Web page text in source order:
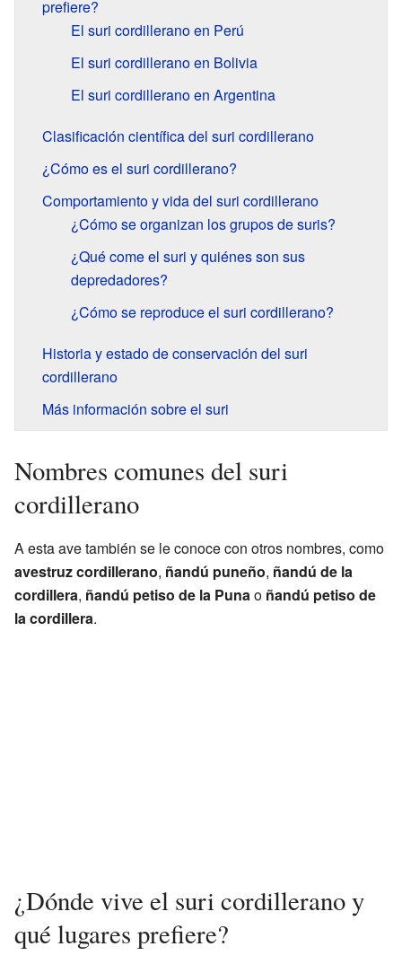
prefiere?
El suri cordillerano en Perú
El suri cordillerano en Bolivia
El suri cordillerano en Argentina
Clasificación científica del suri cordillerano
¿Cómo es el suri cordillerano?
Comportamiento y vida del suri cordillerano
¿Cómo se organizan los grupos de suris?
¿Qué come el suri y quiénes son sus
depredadores?
¿Cómo se reproduce el suri cordillerano?
Historia y estado de conservación del suri
cordillerano
Más información sobre el suri
Nombres comunes del suri
cordillerano
A esta ave también se le conoce con otros nombres, como
avestruz cordillerano, ñandú puneño, ñandú de la
cordillera, ñandú petiso de la Punao ñandú petiso de
la cordillera.
¿Dónde vive el suri cordillerano y
qué lugares prefiere?